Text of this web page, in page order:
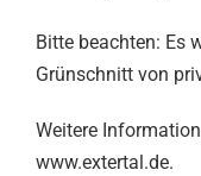
Bitte beachten: Es
Grünschnitt von
Weitere
www.extertal.de.